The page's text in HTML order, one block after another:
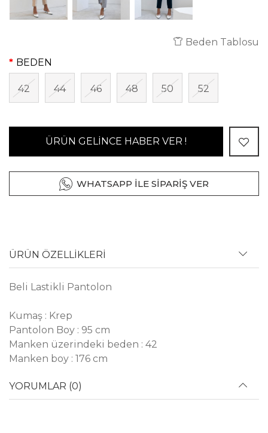
Beden Tablosu
BEDEN
42 44 46 48 50 52
ÜRÜN GELİNCE HABER VER !
WHATSAPP İLE SİPARİŞ VER
ÜRÜN ÖZELLİKLERİ
Beli Lastikli Pantolon
Kumaş : Krep
Pantolon Boy : 95 cm
Manken üzerindeki beden : 42
Manken boy : 176 cm
YORUMLAR (0)